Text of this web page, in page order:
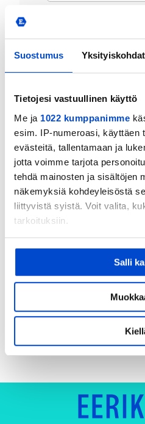
Suostumus Yksityiskohdat
Tietojesi vastuullinen käyttö
Me ja 1022 kumppanimme
esim. IP-numeroasi, käyttäen
evästeitä, tallentamaan ja
jotta voimme tarjota
tehdä mainosten ja sisältöjen
näkemyksiä kohdeyleisöstä
liittyvistä syistä. Voit valita,
tarkoituksiin.
Jos sallit, haluamme myös
Kerätä tietoja
mahdollisesti muutaman
Tunnistaa laitteesi
ominaispiirteitä
Lue lisää siitä, miten
voit määrittää asetuksesi
evästeilmoituksessa.
Käytämme evästeitä
Salli
Contact